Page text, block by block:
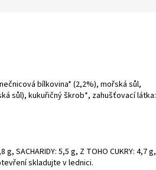
bílkovina* (2,2%), mořská sůl,
sůl), kukuřičný škrob*, zahušťovací látka:
g, SACHARIDY: 5,5 g, Z TOHO CUKRY: 4,7 g,
skladujte v lednici.